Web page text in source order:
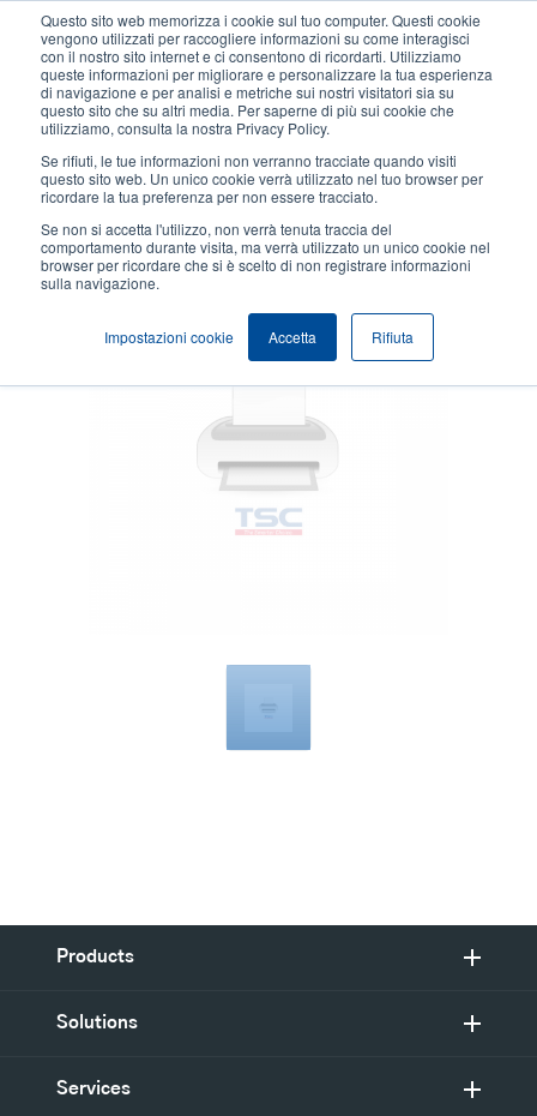
Questo sito web memorizza i cookie sul tuo computer. Questi cookie
vengono utilizzati per raccogliere informazioni su come interagisci
con il nostro sito internet e ci consentono di ricordarti. Utilizziamo
queste informazioni per migliorare e personalizzare la tua esperienza
di navigazione e per analisi e metriche sui nostri visitatori sia su
questo sito che su altri media. Per saperne di più sui cookie che
utilizziamo, consulta la nostra Privacy Policy.
Se rifiuti, le tue informazioni non verranno tracciate quando visiti
questo sito web. Un unico cookie verrà utilizzato nel tuo browser per
ricordare la tua preferenza per non essere tracciato.
Se non si accetta l'utilizzo, non verrà tenuta traccia del
comportamento durante visita, ma verrà utilizzato un unico cookie nel
browser per ricordare che si è scelto di non registrare informazioni
sulla navigazione.
Impostazioni cookie Accetta Rifiuta
contenuto
principale
User
account
User
Header
Seleziona Prodotti Contatto Vendite
Cover protettiva
Products
Solutions
Services